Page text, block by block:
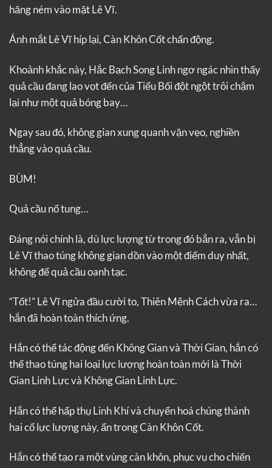
hăng ném vào mặt Lê Vĩ.
Ánh mắt Lê Vĩ híp lại, Càn Khôn Cốt chấn động.
Khoảnh khắc này, Hắc Bạch Song Linh ngơ ngác nhìn thấy
quả cầu đang lao vọt đến của Tiểu Bối đột ngột trôi chậm
lại như một quả bóng bay…
Ngay sau đó, không gian xung quanh vặn vẹo, nghiền
thẳng vào quả cầu.
BÙM!
Quả cầu nổ tung…
Đáng nói chính là, dù lực lượng từ trong đó bắn ra, vẫn bị
Lê Vĩ thao túng không gian dồn vào một điểm duy nhất,
không để quả cầu oanh tạc.
“Tốt!” Lê Vĩ ngửa đầu cười to, Thiên Mệnh Cách vừa ra…
hắn đã hoàn toàn thích ứng.
Hắn có thể tác động đến Không Gian và Thời Gian, hắn có
thể thao túng hai loại lực lượng hoàn toàn mới là Thời
Gian Linh Lực và Không Gian Linh Lực.
Hắn có thể hấp thụ Linh Khí và chuyển hoá chúng thành
hai cổ lực lượng này, ẩn trong Càn Khôn Cốt.
Hắn có thể tạo ra một vùng càn khôn, phục vụ cho chiến